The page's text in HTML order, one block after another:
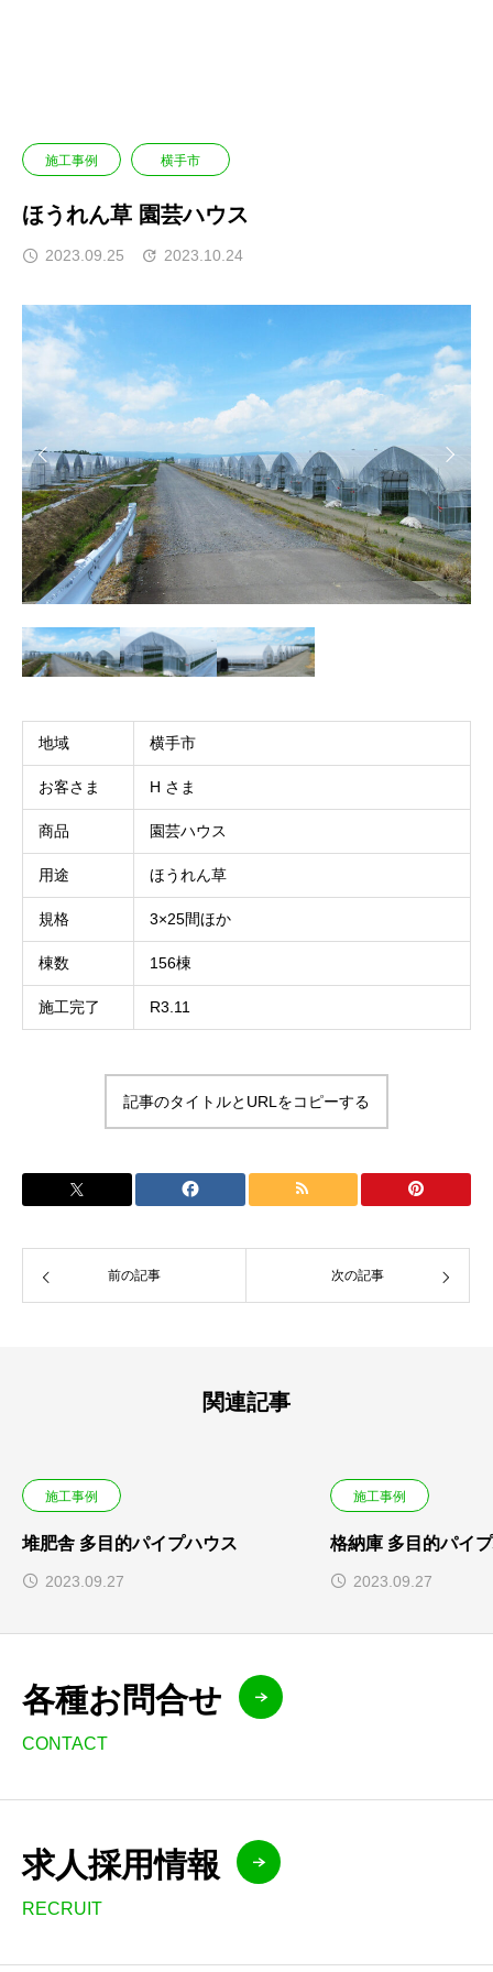
施工事例 横手市
ほうれん草 園芸ハウス
2023.09.25 2023.10.24
地域 横手市
お客さま H さま
商品 園芸ハウス
用途 ほうれん草
規格 3×25間ほか
棟数 156棟
施工完了 R3.11
記事のタイトルとURLをコピーする
前の記事 次の記事
関連記事
施工事例
堆肥舎 多目的パイプハウス
2023.09.27
施工事例
格納庫 多目的パイ
2023.09.27
各種お問合せ
CONTACT
求人採用情報
RECRUIT